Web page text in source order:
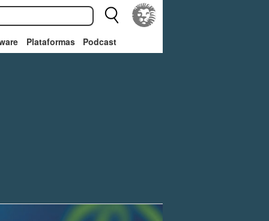
Plataformas Podcast